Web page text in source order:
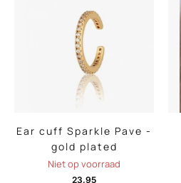
Ear cuff Sparkle Pave -
gold plated
Niet op voorraad
23,95